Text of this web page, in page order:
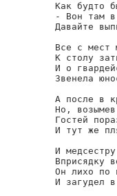
Как будто
- Вон там в
Давайте
Все с мест
К столу
И о
Звенела
А после в
Но,
Гостей
И тут же
И
Вприсядку
Он лихо по
И загудел